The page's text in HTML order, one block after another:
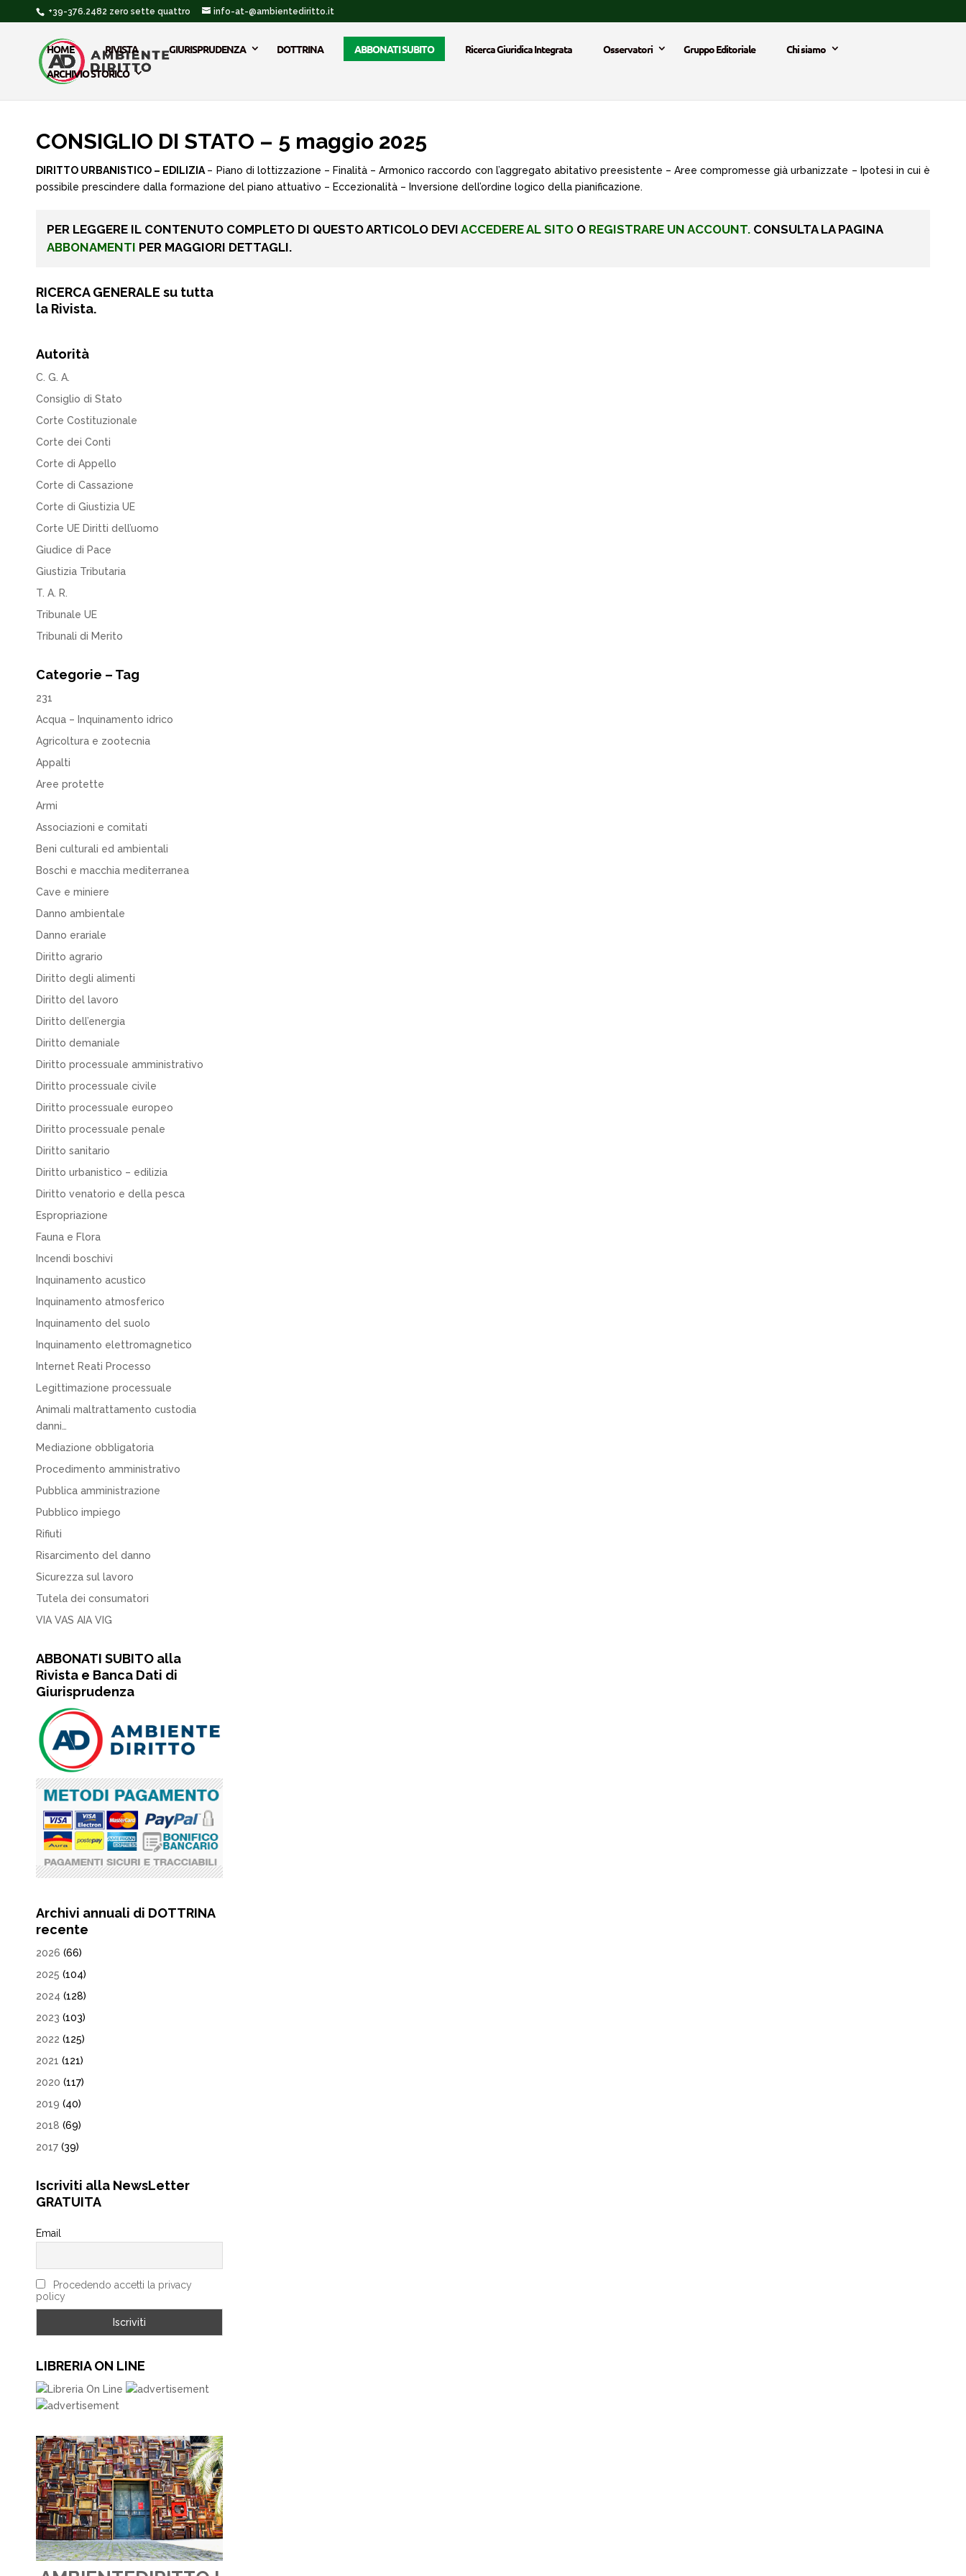
+39-376.2482 zero sette quattro info-at-@ambientediritto.it
HOME RIVISTA GIURISPRUDENZA DOTTRINA ABBONATI SUBITO Ricerca Giuridica Integrata Osservatori Gruppo Editoriale
Chi siamo
ARCHIVIO STORICO
CONSIGLIO DI STATO – 5 maggio 2025
DIRITTO URBANISTICO – EDILIZIA – Piano di lottizzazione – Finalità – Armonico raccordo con l’aggregato abitativo preesistente – Aree compromesse già urbanizzate – Ipotesi in cui è
possibile prescindere dalla formazione del piano attuativo – Eccezionalità – Inversione dell’ordine logico della pianificazione.
PER LEGGERE IL CONTENUTO COMPLETO DI QUESTO ARTICOLO DEVI ACCEDERE AL SITO O REGISTRARE UN ACCOUNT. CONSULTA LA PAGINA
ABBONAMENTI PER MAGGIORI DETTAGLI.
RICERCA GENERALE su tutta
la Rivista.
Autorità
C. G. A.
Consiglio di Stato
Corte Costituzionale
Corte dei Conti
Corte di Appello
Corte di Cassazione
Corte di Giustizia UE
Corte UE Diritti dell’uomo
Giudice di Pace
Giustizia Tributaria
T. A. R.
Tribunale UE
Tribunali di Merito
Categorie – Tag
231
Acqua – Inquinamento idrico
Agricoltura e zootecnia
Appalti
Aree protette
Armi
Associazioni e comitati
Beni culturali ed ambientali
Boschi e macchia mediterranea
Cave e miniere
Danno ambientale
Danno erariale
Diritto agrario
Diritto degli alimenti
Diritto del lavoro
Diritto dell’energia
Diritto demaniale
Diritto processuale amministrativo
Diritto processuale civile
Diritto processuale europeo
Diritto processuale penale
Diritto sanitario
Diritto urbanistico – edilizia
Diritto venatorio e della pesca
Espropriazione
Fauna e Flora
Incendi boschivi
Inquinamento acustico
Inquinamento atmosferico
Inquinamento del suolo
Inquinamento elettromagnetico
Internet Reati Processo
Legittimazione processuale
Animali maltrattamento custodia
danni…
Mediazione obbligatoria
Procedimento amministrativo
Pubblica amministrazione
Pubblico impiego
Rifiuti
Risarcimento del danno
Sicurezza sul lavoro
Tutela dei consumatori
VIA VAS AIA VIG
ABBONATI SUBITO alla
Rivista e Banca Dati di
Giurisprudenza
Archivi annuali di DOTTRINA
recente
2026 (66)
2025 (104)
2024 (128)
2023 (103)
2022 (125)
2021 (121)
2020 (117)
2019 (40)
2018 (69)
2017 (39)
Iscriviti alla NewsLetter
GRATUITA
Email
Procedendo accetti la privacy
policy
LIBRERIA ON LINE